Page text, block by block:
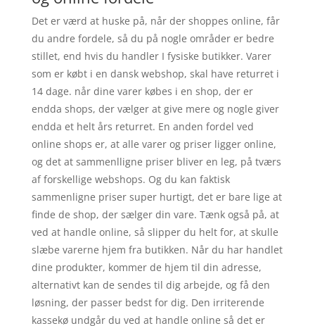
Det er værd at huske på, når der shoppes online, får
du andre fordele, så du på nogle områder er bedre
stillet, end hvis du handler I fysiske butikker. Varer
som er købt i en dansk webshop, skal have returret i
14 dage. når dine varer købes i en shop, der er
endda shops, der vælger at give mere og nogle giver
endda et helt års returret. En anden fordel ved
online shops er, at alle varer og priser ligger online,
og det at sammenlligne priser bliver en leg, på tværs
af forskellige webshops. Og du kan faktisk
sammenligne priser super hurtigt, det er bare lige at
finde de shop, der sælger din vare. Tænk også på, at
ved at handle online, så slipper du helt for, at skulle
slæbe varerne hjem fra butikken. Når du har handlet
dine produkter, kommer de hjem til din adresse,
alternativt kan de sendes til dig arbejde, og få den
løsning, der passer bedst for dig. Den irriterende
kassekø undgår du ved at handle online så det er